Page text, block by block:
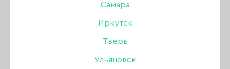
Самара
Иркутск
Тверь
Ульяновск